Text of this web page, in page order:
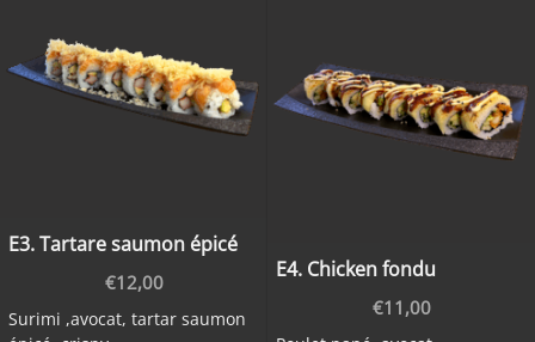
E3. Tartare saumon épicé
€12,00
Surimi ,avocat, tartar saumon
E4. Chicken fondu
€11,00